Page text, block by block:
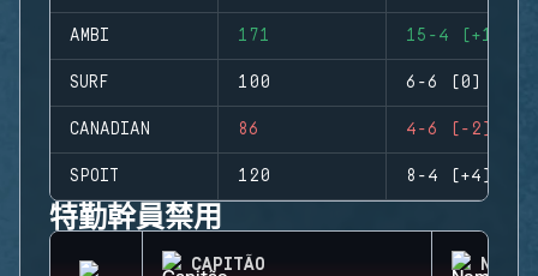
AMBI 171 15-4 (+11)
SURF 100 6-6 (0)
CANADIAN 86 4-6 (-2)
SPOIT 120 8-4 (+4)
特勤幹員禁用
CAPITÃO NOMAD